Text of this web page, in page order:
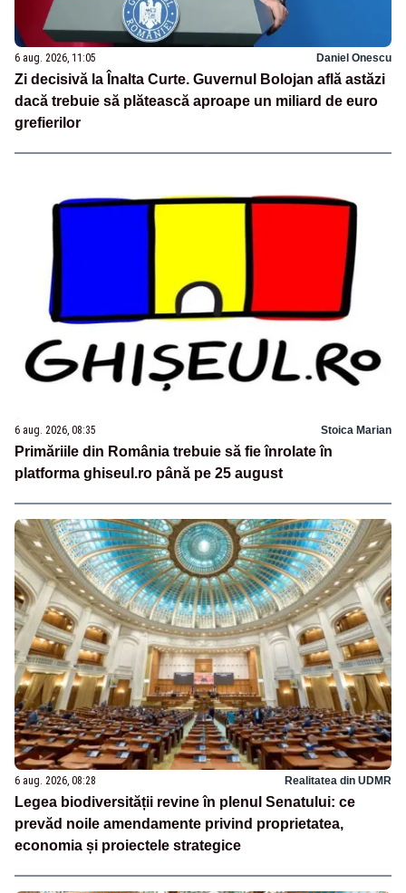
6 aug. 2026, 11:05 Daniel Onescu
Zi decisivă la Înalta Curte. Guvernul Bolojan află astăzi
dacă trebuie să plătească aproape un miliard de euro
grefierilor
6 aug. 2026, 08:35 Stoica Marian
Primăriile din România trebuie să fie înrolate în
platforma ghiseul.ro până pe 25 august
6 aug. 2026, 08:28 Realitatea din UDMR
Legea biodiversității revine în plenul Senatului: ce
prevăd noile amendamente privind proprietatea,
economia și proiectele strategice